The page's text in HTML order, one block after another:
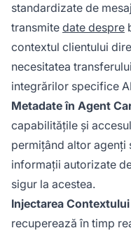
standardizate de
transmite date despre
contextul clientului
necesitatea
integrărilor specifice
Metadate în Agent
capabilitățile și
permițând altor agenți
informații autorizate
sigur la acestea.
Injectarea
recuperează în timp